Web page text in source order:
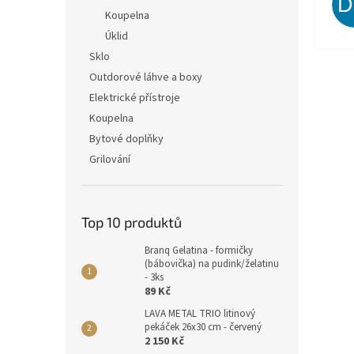
Koupelna
Úklid
Sklo
Outdorové láhve a boxy
Elektrické přístroje
Koupelna
Bytové doplňky
Grilování
Top 10 produktů
Branq Gelatina - formičky
(bábovička) na pudink/želatinu
- 3ks
89 Kč
LAVA METAL TRIO litinový
pekáček 26x30 cm - červený
2 150 Kč